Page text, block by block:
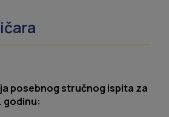
posebnog stručnog ispita za
godinu: